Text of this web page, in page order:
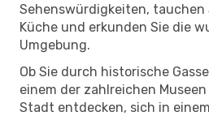
Sehenswürdigkeiten, tauchen
Küche und erkunden Sie die
Umgebung.
Ob Sie durch historische
einem der zahlreichen
Stadt entdecken, sich in